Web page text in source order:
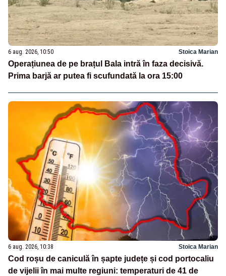
6 aug. 2026, 10:50 Stoica Marian
Operațiunea de pe brațul Bala intră în faza decisivă.
Prima barjă ar putea fi scufundată la ora 15:00
6 aug. 2026, 10:38 Stoica Marian
Cod roșu de caniculă în șapte județe și cod portocaliu
de vijelii în mai multe regiuni: temperaturi de 41 de